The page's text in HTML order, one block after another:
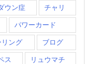
ウン症 チャリ
パワーカード
ング ブログ
ス リュウマチ